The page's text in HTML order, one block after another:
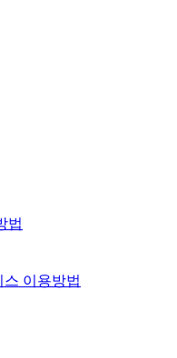
법
스 이용방법